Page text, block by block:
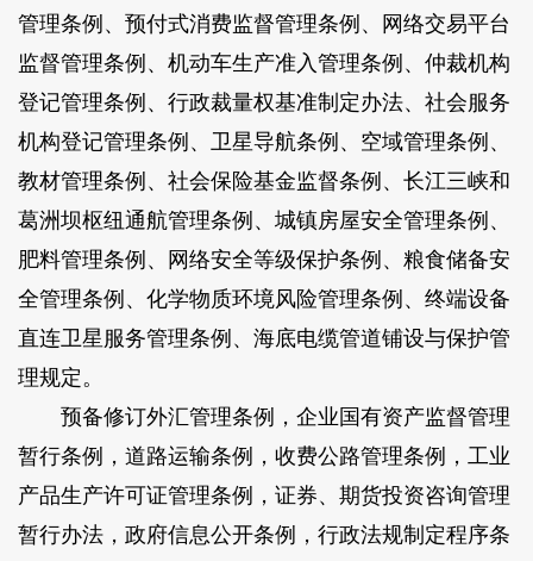
管理条例、预付式消费监督管理条例、网络交易平台
监督管理条例、机动车生产准入管理条例、仲裁机构
登记管理条例、行政裁量权基准制定办法、社会服务
机构登记管理条例、卫星导航条例、空域管理条例、
教材管理条例、社会保险基金监督条例、长江三峡和
葛洲坝枢纽通航管理条例、城镇房屋安全管理条例、
肥料管理条例、网络安全等级保护条例、粮食储备安
全管理条例、化学物质环境风险管理条例、终端设备
直连卫星服务管理条例、海底电缆管道铺设与保护管
理规定。
预备修订外汇管理条例，企业国有资产监督管理
暂行条例，道路运输条例，收费公路管理条例，工业
产品生产许可证管理条例，证券、期货投资咨询管理
暂行办法，政府信息公开条例，行政法规制定程序条